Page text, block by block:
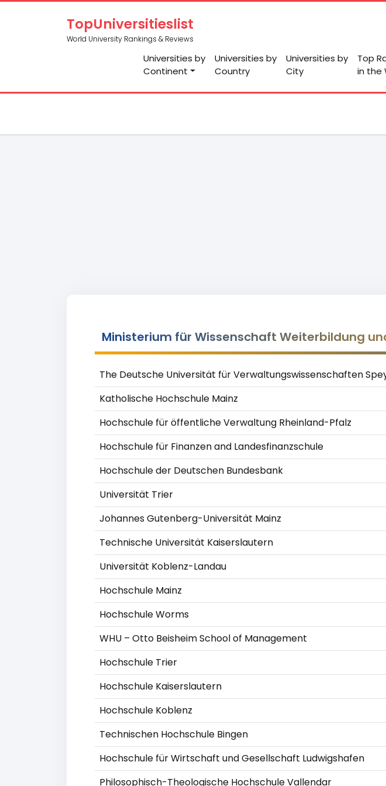
TopUniversitieslist
World University Rankings & Reviews
Universities by
Continent
Universities by
Country
Universities by
City
Top
in the
Ministerium für Wissenschaft Weiterbildung
The Deutsche Universität für Verwaltungswissenschaften
Katholische Hochschule Mainz
Hochschule für öffentliche Verwaltung Rheinland-Pfalz
Hochschule für Finanzen and Landesfinanzschule
Hochschule der Deutschen Bundesbank
Universität Trier
Johannes Gutenberg-Universität Mainz
Technische Universität Kaiserslautern
Universität Koblenz-Landau
Hochschule Mainz
Hochschule Worms
WHU – Otto Beisheim School of Management
Hochschule Trier
Hochschule Kaiserslautern
Hochschule Koblenz
Technischen Hochschule Bingen
Hochschule für Wirtschaft und Gesellschaft Ludwigshafen
Philosophisch-Theologische Hochschule Vallendar